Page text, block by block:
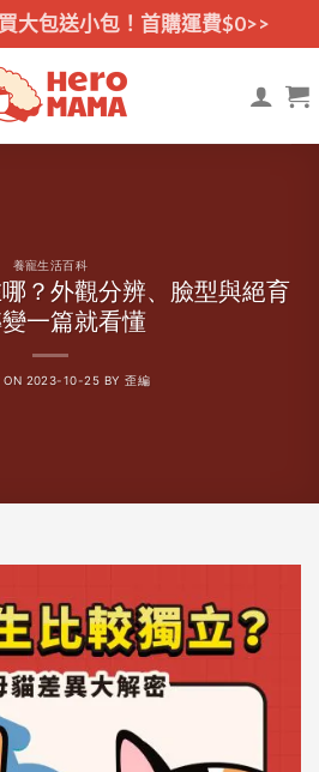
大包送小包！首購運費$0>>
養寵生活百科
？外觀分辨、臉型與絕育
一篇就看懂
ON 2023-10-25 BY歪編